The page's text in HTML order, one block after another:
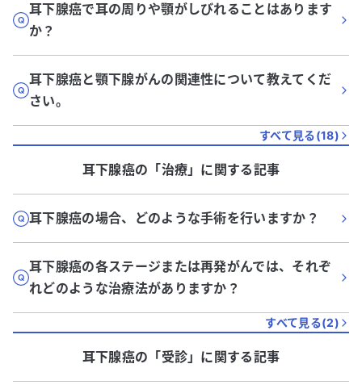
耳下腺癌で耳の周りや顎がしびれることはあります
か？
耳下腺癌と顎下腺がんの関連性について教えてくだ
さい。
すべて見る(18)
耳下腺癌の「治療」に関する記事
耳下腺癌の場合、どのような手術を行いますか？
耳下腺癌の各ステージまたは再発がんでは、それぞ
れどのような治療法がありますか？
すべて見る(2)
耳下腺癌の「受診」に関する記事